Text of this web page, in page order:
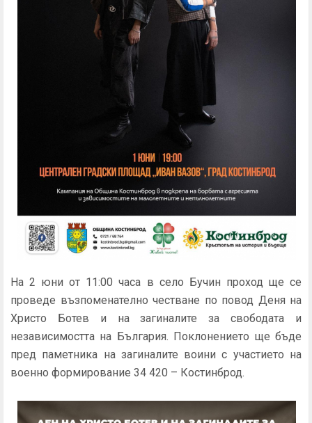
На 2 юни от 11:00 часа в село Бучин проход ще се
проведе възпоменателно честване по повод Деня на
Христо Ботев и на загиналите за свободата и
независимостта на България. Поклонението ще бъде
пред паметника на загиналите воини с участието на
военно формирование 34 420 – Костинброд.